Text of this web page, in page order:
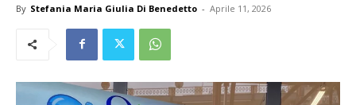
By Stefania Maria Giulia Di Benedetto - Aprile 11, 2026